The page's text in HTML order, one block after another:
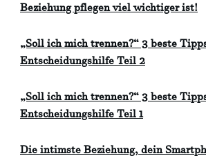
Beziehung pflegen viel wichtiger ist!
„Soll ich mich trennen?“ 3 beste
Entscheidungshilfe Teil 2
„Soll ich mich trennen?“ 3 beste
Entscheidungshilfe Teil 1